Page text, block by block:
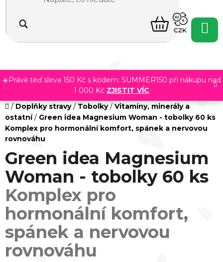
obsah
☀️Právě teď sleva 150 Kč s kódem: SUMMER150 při nákupu nad
1 000 Kč ZJISTIT VÍC
NÁKUPNÍ
KOŠÍK
CZK
Domů
/ Doplňky stravy / Tobolky / Vitamíny, minerály a
ostatní / Green idea Magnesium Woman - tobolky 60 ks
Komplex pro hormonální komfort, spánek a nervovou
rovnováhu
Green idea Magnesium
Woman - tobolky 60 ks
Komplex pro
hormonální komfort,
spánek a nervovou
rovnováhu